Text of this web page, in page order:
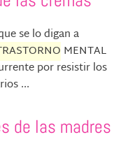
se lo digan a
MENTAL
por resistir los
...
de las madres